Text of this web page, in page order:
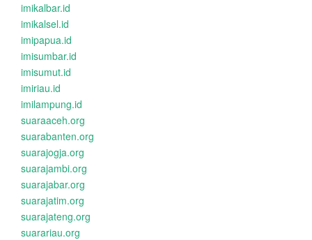
imikalbar.id
imikalsel.id
imipapua.id
imisumbar.id
imisumut.id
imiriau.id
imilampung.id
suaraaceh.org
suarabanten.org
suarajogja.org
suarajambi.org
suarajabar.org
suarajatim.org
suarajateng.org
suarariau.org